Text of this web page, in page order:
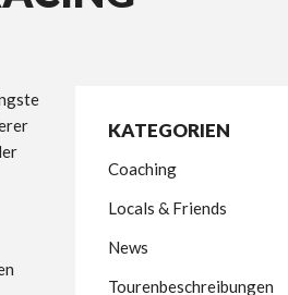
KATEGORIEN
Coaching
Locals & Friends
News
Tourenbeschreibungen